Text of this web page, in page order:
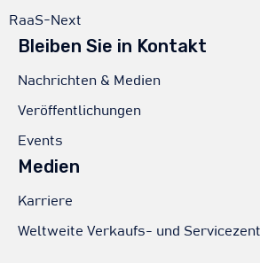
RaaS-Next
Bleiben Sie in Kontakt
Nachrichten & Medien
Veröffentlichungen
Events
Medien
Karriere
Weltweite Verkaufs- und